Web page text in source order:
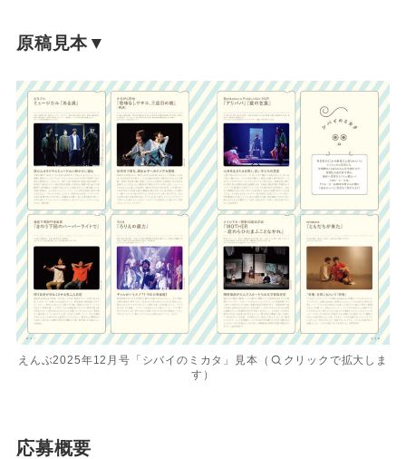
原稿見本▼
えんぶ2025年12月号「シバイのミカタ」見本（
クリックで拡大しま
す）
応募概要